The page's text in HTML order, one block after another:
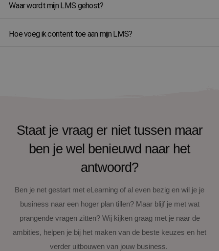
Welke content ga je aanbieden en hoe ziet dit eruit?
Waar wordt mijn LMS gehost?
Hoe voeg ik content toe aan mijn LMS?
Staat je vraag er niet tussen maar
ben je wel benieuwd naar het
antwoord?
Ben je net gestart met eLearning of al even bezig en wil je je
business naar een hoger plan tillen? Maar blijf je met wat
prangende vragen zitten? Wij kijken graag met je naar de
ambities, helpen je bij het maken van de beste keuzes en het
verder uitbouwen van jouw business.